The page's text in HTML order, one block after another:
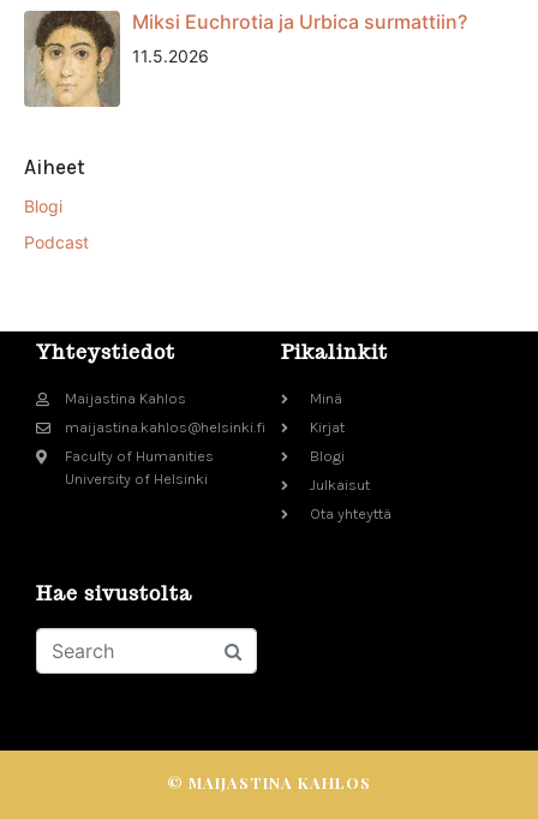
Miksi Euchrotia ja Urbica surmattiin?
11.5.2026
Aiheet
Blogi
Podcast
Yhteystiedot
Maijastina Kahlos
maijastina.kahlos@helsinki.fi
Faculty of Humanities
University of Helsinki
Pikalinkit
Minä
Kirjat
Blogi
Julkaisut
Ota yhteyttä
Hae sivustolta
© MAIJASTINA KAHLOS